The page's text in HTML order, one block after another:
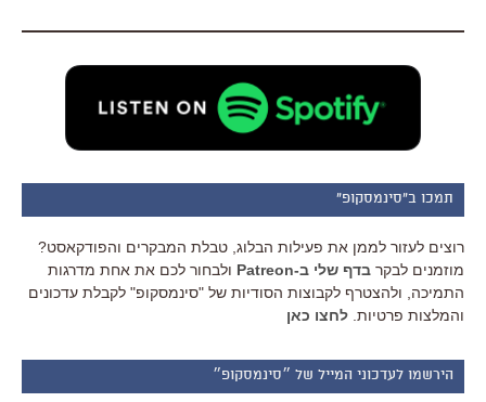
תמכו ב"סינמסקופ"
רוצים לעזור לממן את פעילות הבלוג, טבלת המבקרים והפודקאסט?
מוזמנים לבקר בדף שלי ב-Patreon
ולבחור לכם את אחת מדרגות
התמיכה, ולהצטרף לקבוצות הסודיות של "סינמסקופ" לקבלת עדכונים
והמלצות פרטיות. לחצו כאן
הירשמו לעדכוני המייל של ״סינמסקופ״